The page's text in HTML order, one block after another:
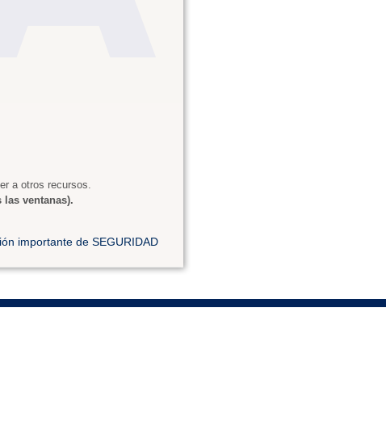
a otros recursos.
las ventanas).
importante de SEGURIDAD